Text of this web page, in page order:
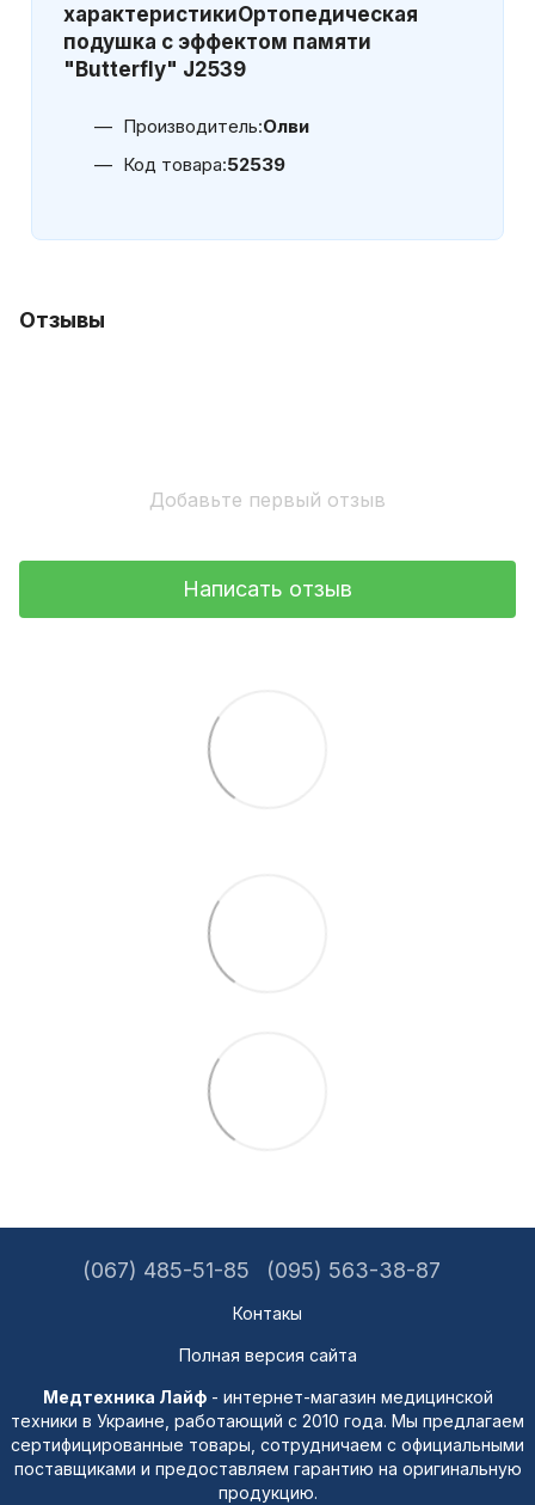
характеристикиОртопедическая
подушка с эффектом памяти
"Butterfly" J2539
Производитель:Олви
Код товара:52539
Отзывы
Добавьте первый отзыв
Написать отзыв
(067) 485-51-85 (095) 563-38-87
Контакы
Полная версия сайта
Медтехника Лайф- интернет-магазин медицинской
техники в Украине, работающий с 2010 года. Мы предлагаем
сертифицированные товары, сотрудничаем с официальными
поставщиками и предоставляем гарантию на оригинальную
продукцию.